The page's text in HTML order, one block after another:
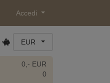
Accedi
EUR
0,- EUR
0